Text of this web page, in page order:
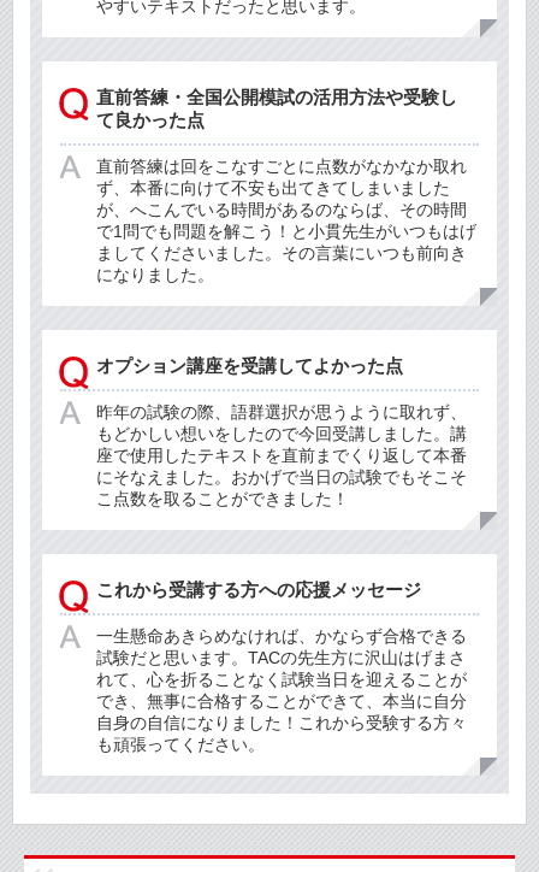
やすいテキストだったと思います。
直前答練・全国公開模試の活用方法や受験し
て良かった点
直前答練は回をこなすごとに点数がなかなか取れ
ず、本番に向けて不安も出てきてしまいました
が、へこんでいる時間があるのならば、その時間
で1問でも問題を解こう！と小貫先生がいつもはげ
ましてくださいました。その言葉にいつも前向き
になりました。
オプション講座を受講してよかった点
昨年の試験の際、語群選択が思うように取れず、
もどかしい想いをしたので今回受講しました。講
座で使用したテキストを直前までくり返して本番
にそなえました。おかげで当日の試験でもそこそ
こ点数を取ることができました！
これから受講する方への応援メッセージ
一生懸命あきらめなければ、かならず合格できる
試験だと思います。TACの先生方に沢山はげまさ
れて、心を折ることなく試験当日を迎えることが
でき、無事に合格することができて、本当に自分
自身の自信になりました！これから受験する方々
も頑張ってください。